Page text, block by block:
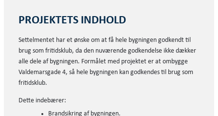
PROJEKTETS INDHOLD
Settelmentet har et ønske om at få hele bygningen godkendt til
brug som fritidsklub, da den nuværende godkendelse ikke dækker
alle dele af bygningen. Formålet med projektet er at ombygge
Valdemarsgade 4, så hele bygningen kan godkendes til brug som
fritidsklub.
Dette indebærer:
Brandsikring af bygningen.